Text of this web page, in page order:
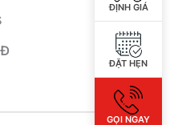
ĐỊNH GIÁ
ĐẶT HẸN
GỌI NGAY